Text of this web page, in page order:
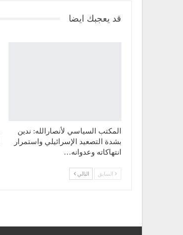
قد يعجبك ايضا
المكتب السياسي لأنصارالله: ندين
بشدة التصعيد الإسرائيلي واستمرار
انتهاكاته وعدوانه…
السابق التالي